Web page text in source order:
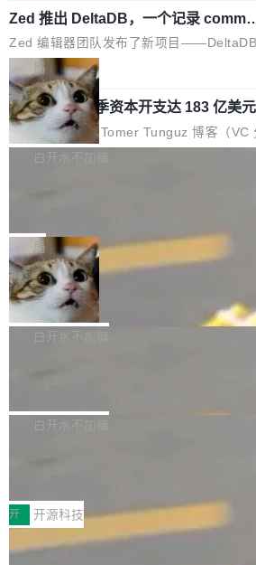
计划的顶峰。 十年前，Ken...
个小型数据库，应用天然按分片构建，单个
库的竞争和爆炸半径问题在设计层面就被消
了。 闲置的 cell 会休眠到几乎不占资源。
l 迁移或唤醒时，新宿主从 S3 恢复 SQLite
库继续执行。存储库是持久化的唯一真相...
高价的三星折叠（三星Galaxy Z Fold8
Fold8 / Z Flip8）外，其余要么是中低端机
例如iQOO Z11i、REDMI Note 17、
te 17 Pro、OPPO K15，要么是vivo X300
样的次旗舰。 Galaxy Z Fold8 Ultra / Z
Z Flip8三款折叠屏新机均在7月22日发布，
部搭载骁龙8 Elite Gen5 for Galaxy，它
Zed 推出 DeltaDB，一个记录 commit
之间所有操作的版本控制系统
Zed 编辑器团队发布了新项目
个在 git commit 之间记录每一次编辑操作
本控制系统。目前处于 Early Access 阶段
ltaDB 的核心思路直接写在 landing page
眼的位置：「Software is made between
mits」——软件是在 commit 之间写出来
是把这段空隙补上。 回退到任何一次编辑
aDB 捕获 commit 之间的每一次操作，...
局
SpaceXAI 单季资本开支达 183 亿美元
根据风险投资人Tomer Tunguz 博客（VC
析）披露的最新分析与第二季度业绩报告，
微软同期总资本开支的四成。 与亚马逊、
bet、微软以及 Meta 等传统科技巨头相比
ceXAI的资金消耗速度尤为引人瞩目。然而
撑庞大支出的资金来源却呈现出截然不同
貌。数据显示，微软和 Meta 主要依托充
白开水不加糖
一个在终端里运行的编程 agent；Muse
1.2，驱动这个 agent 的新模型。一句话概
你可以用 curl -fsSL https://dev.meta.ai/
sh | bash 安装一个能在大项目里自动规划
代码、验证结果的 AI 终端工具。 据介绍
个主 agent 循环，外加一组后台 agent。
局
美团开源 LoHoSearch，用知识图谱校
准 AI 能力认知
机器出题的前提，是让机器拥有全局视野
构建流程可以分为四个环节：建图 → 控制
白开水不加糖
库，并将作为transport接入Mooncake
MPComm将作为一种传输引擎接入
ENT，实现零拷贝传输性能提升30%、非零
传输性能最高提升5倍。UCL-MPComm底
白开水不加糖
型案例入选名单》，深信服“面向企业研发
开源 AI 编程平台 CoStrict 应用”凭借卓越
创新与落地成效成功入选。 全链路私有化
开 开源科技
深信服AI算力网关入选工信部人工智能